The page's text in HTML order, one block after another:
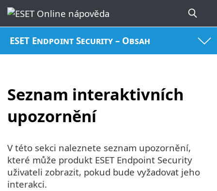
ESET Endpoint Security – Obsah
Seznam interaktivních
upozornění
V této sekci naleznete seznam upozornění,
které může produkt ESET Endpoint Security
uživateli zobrazit, pokud bude vyžadovat jeho
interakci.